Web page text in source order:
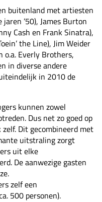
buitenland met artiesten
’50), James Burton
Cash en Frank Sinatra),
the Line), Jim Weider
o.a. Everly Brothers,
in diverse andere
in 2010 de
kunnen zowel
Dus net zo goed op
Dit gecombineerd met
uitstraling zorgt
uit elke
De aanwezige gasten
zelf een
500 personen).